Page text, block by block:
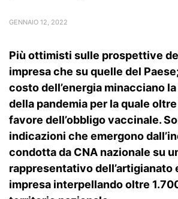
GENNAIO 12, 2022
Più ottimisti sulle prospettive
impresa che su quelle del
costo dell’energia minacciano
della pandemia per la quale
favore dell’obbligo vaccinale.
indicazioni che emergono
condotta da CNA nazionale su
rappresentativo dell’artigianato
impresa interpellando oltre